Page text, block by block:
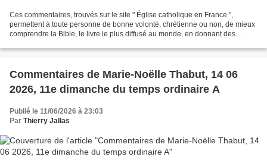
Ces commentaires, trouvés sur le site " Église catholique en France ",
permettent à toute personne de bonne volonté, chrétienne ou non, de mieux
comprendre la Bible, le livre le plus diffusé au monde, en donnant des
Commentaires de Marie-Noëlle Thabut, 14 06
2026, 11e dimanche du temps ordinaire A
Publié le 11/06/2026 à 23:03
Par Thierry Jallas